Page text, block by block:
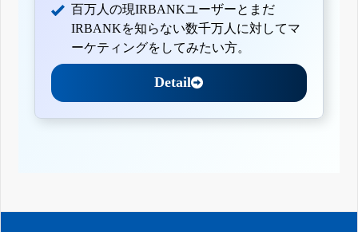
百万人の現IRBANKユーザーとまだ
IRBANKを知らない数千万人に対してマ
ーケティングをしてみたい方。
Detail